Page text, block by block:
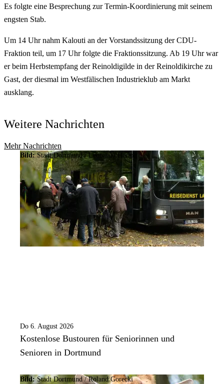
Es folgte eine Besprechung zur Termin-Koordinierung mit seinem
engsten Stab.
Um 14 Uhr nahm Kalouti an der Vorstandssitzung der CDU-
Fraktion teil, um 17 Uhr folgte die Fraktionssitzung. Ab 19 Uhr war
er beim Herbstempfang der Reinoldigilde in der Reinoldikirche zu
Gast, der diesmal im Westfälischen Industrieklub am Markt
ausklang.
Weitere Nachrichten
Mehr Nachrichten
Bild: Stadt Dortmund / Leonardo Hering
Do 6. August 2026
Kostenlose Bustouren für Seniorinnen und
Senioren in Dortmund
Bild:Stadt Dortmund / Roland Gorecki